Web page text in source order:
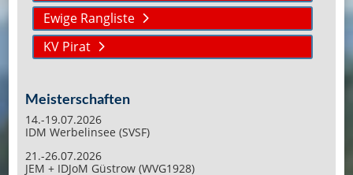
Ewige Rangliste
KV Pirat
Meisterschaften
14.-19.07.2026
IDM Werbelinsee (SVSF)
21.-26.07.2026
JEM + IDJoM Güstrow (WVG1928)